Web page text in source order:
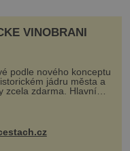
VINOBRANÍ
podle nového konceptu
jádru města a
zcela zdarma. Hlavní
na Karlově a
víno, burčák, pes...